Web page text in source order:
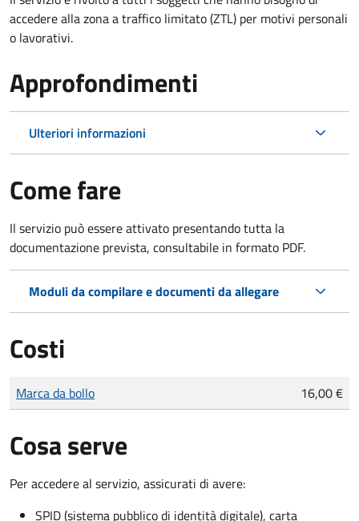
accedere alla zona a traffico limitato (ZTL) per motivi personali
o lavorativi.
Approfondimenti
Ulteriori informazioni
Come fare
Il servizio può essere attivato presentando tutta la
documentazione prevista, consultabile in formato PDF.
Moduli da compilare e documenti da allegare
Costi
Tipo di pagamento
Importo
Marca da bollo 16,00 €
Cosa serve
Per accedere al servizio, assicurati di avere:
SPID (sistema pubblico di identità digitale), carta